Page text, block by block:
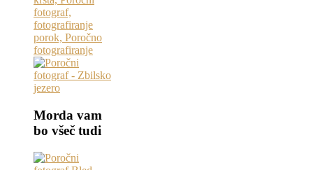
Morda vam
bo všeč tudi